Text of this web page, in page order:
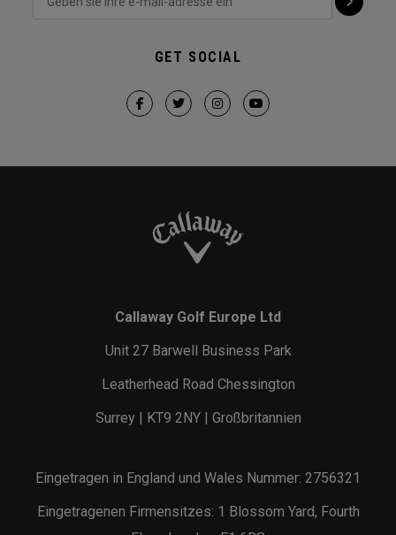
GET SOCIAL
Callaway Golf Europe Ltd
Unit 27 Barwell Business Park
Leatherhead Road Chessington
Surrey | KT9 2NY | Großbritannien
Eingetragen in England und Wales Nummer: 2756321
Eingetragenen Firmensitzes: 1 Blossom Yard, Fourth